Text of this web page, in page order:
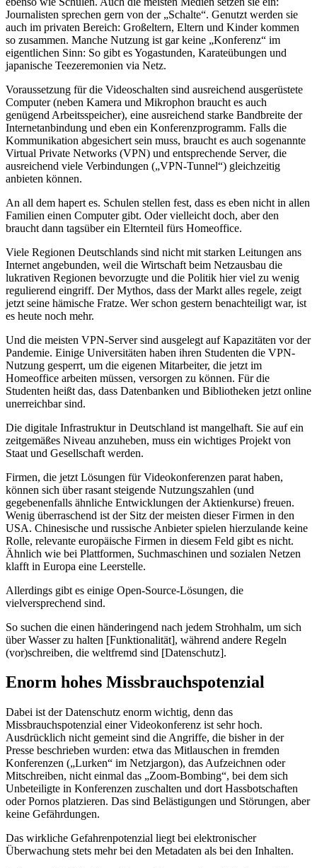
Journalisten sprechen gern von der „Schalte“. Genutzt werden sie
auch im privaten Bereich: Großeltern, Eltern und Kinder kommen
so zusammen. Manche Nutzung ist gar keine „Konferenz“ im
eigentlichen Sinn: So gibt es Yogastunden, Karateübungen und
japanische Teezeremonien via Netz.
Voraussetzung für die Videoschalten sind ausreichend ausgerüstete
Computer (neben Kamera und Mikrophon braucht es auch
genügend Arbeitsspeicher), eine ausreichend starke Bandbreite der
Internetanbindung und eben ein Konferenzprogramm. Falls die
Kommunikation abgesichert sein muss, braucht es auch sogenannte
Virtual Private Networks (VPN) und entsprechende Server, die
ausreichend viele Verbindungen („VPN-Tunnel“) gleichzeitig
anbieten können.
An all dem hapert es. Schulen stellen fest, dass es eben nicht in allen
Familien einen Computer gibt. Oder vielleicht doch, aber den
braucht dann tagsüber ein Elternteil fürs Homeoffice.
Viele Regionen Deutschlands sind nicht mit starken Leitungen ans
Internet angebunden, weil die Wirtschaft beim Netzausbau die
lukrativen Regionen bevorzugte und die Politik hier viel zu wenig
regulierend eingriff. Der Mythos, dass der Markt alles regele, zeigt
jetzt seine hämische Fratze. Wer schon gestern benachteiligt war, ist
es heute noch mehr.
Und die meisten VPN-Server sind ausgelegt auf Kapazitäten vor der
Pandemie. Einige Universitäten haben ihren Studenten die VPN-
Nutzung gesperrt, um die eigenen Mitarbeiter, die jetzt im
Homeoffice arbeiten müssen, versorgen zu können. Für die
Studenten heißt das, dass Datenbanken und Bibliotheken jetzt online
unerreichbar sind.
Die digitale Infrastruktur in Deutschland ist mangelhaft. Sie auf ein
zeitgemäßes Niveau anzuheben, muss ein wichtiges Projekt von
Staat und Gesellschaft werden.
Firmen, die jetzt Lösungen für Videokonferenzen parat haben,
können sich über rasant steigende Nutzungszahlen (und
gegebenenfalls ähnliche Entwicklungen der Aktienkurse) freuen.
Wenig überraschend ist der Sitz der meisten dieser Firmen in den
USA. Chinesische und russische Anbieter spielen hierzulande keine
Rolle, relevante europäische Firmen in diesem Feld gibt es nicht.
Ähnlich wie bei Plattformen, Suchmaschinen und sozialen Netzen
klafft in Europa eine Leerstelle.
Allerdings gibt es einige Open-Source-Lösungen, die
vielversprechend sind.
So suchen die einen händeringend nach jedem Strohhalm, um sich
über Wasser zu halten [Funktionalität], während andere Regeln
(vor)schreiben, die weltfremd sind [Datenschutz].
Enorm hohes Missbrauchspotenzial
Dabei ist der Datenschutz enorm wichtig, denn das
Missbrauchspotenzial einer Videokonferenz ist sehr hoch.
Ausdrücklich nicht gemeint sind die Angriffe, die bisher in der
Presse beschrieben wurden: etwa das Mitlauschen in fremden
Konferenzen („Lurken“ im Netzjargon), das Aufzeichnen oder
Mitschreiben, nicht einmal das „Zoom-Bombing“, bei dem sich
Unbeteiligte in Konferenzen zuschalten und dort Hassbotschaften
oder Pornos platzieren. Das sind Belästigungen und Störungen, aber
keine Gefährdungen.
Das wirkliche Gefahrenpotenzial liegt bei elektronischer
Überwachung stets mehr bei den Metadaten als bei den Inhalten.